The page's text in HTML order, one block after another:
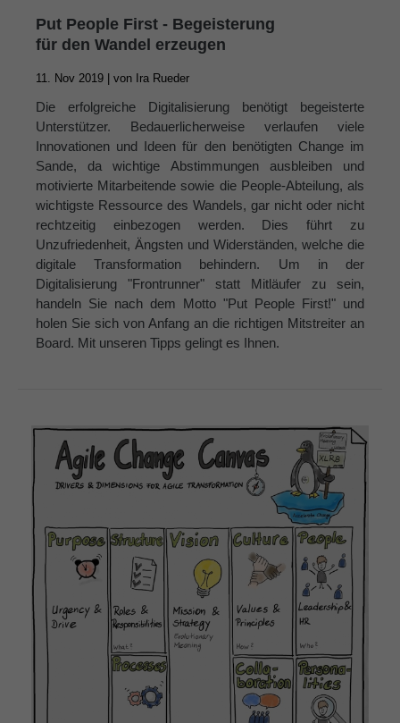
Put People First - Begeisterung
für den Wandel erzeugen
11. Nov 2019 | von Ira Rueder
Die erfolgreiche Digitalisierung benötigt begeisterte
Unterstützer. Bedauerlicherweise verlaufen viele
Innovationen und Ideen für den benötigten Change im
Sande, da wichtige Abstimmungen ausbleiben und
motivierte Mitarbeitende sowie die People-Abteilung, als
wichtigste Ressource des Wandels, gar nicht oder nicht
rechtzeitig einbezogen werden. Dies führt zu
Unzufriedenheit, Ängsten und Widerständen, welche die
digitale Transformation behindern. Um in der
Digitalisierung "Frontrunner" statt Mitläufer zu sein,
handeln Sie nach dem Motto "Put People First!" und
holen Sie sich von Anfang an die richtigen Mitstreiter an
Board. Mit unseren Tipps gelingt es Ihnen.